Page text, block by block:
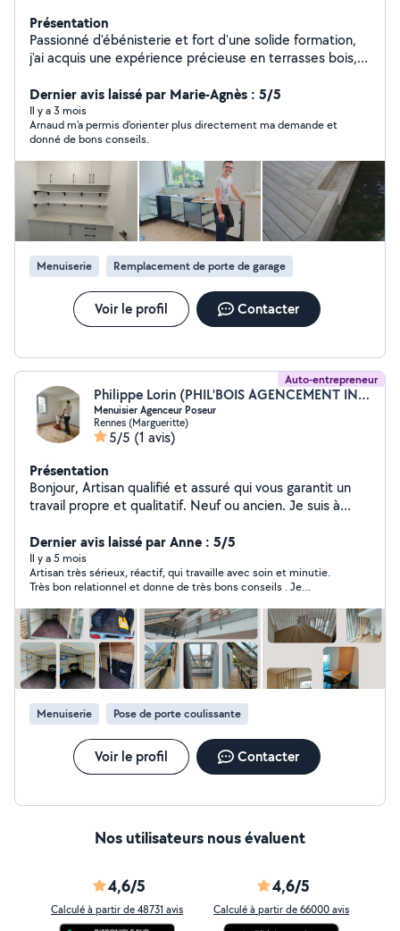
Présentation
Passionné d'ébénisterie et fort d'une solide formation,
j'ai acquis une expérience précieuse en terrasses bois,
d'agencements, ainsi que dans la rénovation
immobilière. À chaque projet, je m'efforce d'allier savoir-
faire traditionnel et techniques modernes pour offrir un
résultat à la hauteur de vos attentes. Contactez moi
pour discuter de vos besoins et donner vie à vos idées!
Dernier avis laissé par Marie-Agnès : 5/5
Il y a 3 mois
Arnaud m'a permis d'orienter plus directement ma demande et
donné de bons conseils.
Menuiserie Remplacement de porte de garage
Voir le profil Contacter
Auto-entrepreneur
Philippe Lorin (PHIL'BOIS AGENCEMENT INTERIEUR E.I.)
Menuisier Agenceur Poseur
Rennes (Margueritte)
5/5 (1 avis)
Présentation
Bonjour, Artisan qualifié et assuré qui vous garantit un
travail propre et qualitatif. Neuf ou ancien. Je suis à
d'aménagements : pose et/ou conception. Sur mesure
ou pas. Devis gratuit. Multi travaux: -Cuisine -Parquet -
Dressing -Placard -Bibliothèque -Claustra -Meuble salle
de bain -Terrasse bois -Plomberie simple -Pose
luminaires et accessoires décoratifs intérieur N'hésitez
pas à me contacter pour tous renseignements.
Assurance RC et décennale : April réf. 21115672401
Phil'Bois Agencement E.I. Lorin Philippe
Dernier avis laissé par Anne : 5/5
Il y a 5 mois
Artisan très sérieux, réactif, qui travaille avec soin et minutie.
Très bon relationnel et donne de très bons conseils . Je
Menuiserie Pose de porte coulissante
Voir le profil Contacter
Nos utilisateurs nous évaluent
4,6/5
Calculé à partir de 48731 avis
4,6/5
Calculé à partir de 66000 avis